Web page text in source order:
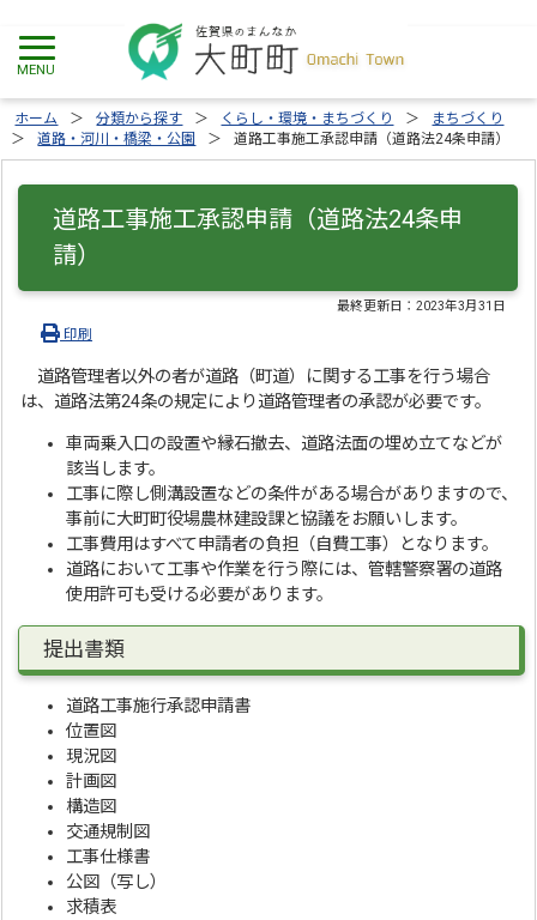
ホーム 分類から探す くらし・環境・まちづくり
まちづくり
道路・河川・橋梁・公園
道路工事施工承認申請（道路法24条申請）
道路工事施工承認申請（道路法24条申
請）
最終更新日：2023年3月31日
印刷
道路管理者以外の者が道路（町道）に関する工事を行う場合
は、道路法第24条の規定により道路管理者の承認が必要です。
車両乗入口の設置や縁石撤去、道路法面の埋め立てなどが
該当します。
工事に際し側溝設置などの条件がある場合がありますので、
事前に大町町役場農林建設課と協議をお願いします。
工事費用はすべて申請者の負担（自費工事）となります。
道路において工事や作業を行う際には、管轄警察署の道路
使用許可も受ける必要があります。
提出書類
道路工事施行承認申請書
位置図
現況図
計画図
構造図
交通規制図
工事仕様書
公図（写し）
求積表